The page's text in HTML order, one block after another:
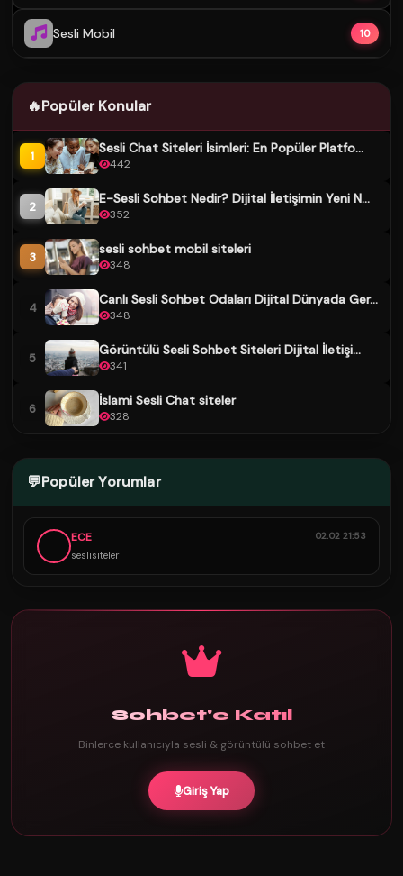
Sesli Mobil 10
🔥Popüler Konular
1 Sesli Chat Siteleri İsimleri: En Popüler Platfo...
442
2 E-Sesli Sohbet Nedir? Dijital İletişimin Yeni N...
352
3 sesli sohbet mobil siteleri
348
4 Canlı Sesli Sohbet Odaları Dijital Dünyada Ger...
348
5 Görüntülü Sesli Sohbet Siteleri Dijital İletişi...
341
6 İslami Sesli Chat siteler
328
💬Popüler Yorumlar
ECE
seslisiteler
02.02 21:53
Sohbet'e Katıl
Binlerce kullanıcıyla sesli & görüntülü sohbet et
Giriş Yap